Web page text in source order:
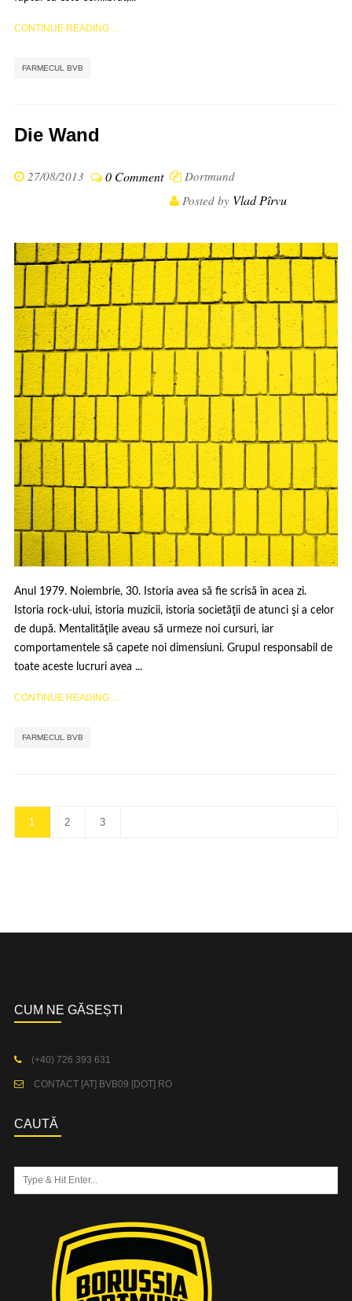
CONTINUE READING ...
FARMECUL BVB
Die Wand
27/08/2013 0 Comment
Dortmund
Posted by Vlad Pîrvu
Anul 1979. Noiembrie, 30. Istoria avea să fie scrisă în acea zi.
Istoria rock-ului, istoria muzicii, istoria societăţii de atunci şi a celor
de după. Mentalităţile aveau să urmeze noi cursuri, iar
comportamentele să capete noi dimensiuni. Grupul responsabil de
toate aceste lucruri avea ...
CONTINUE READING ...
FARMECUL BVB
1 2 3
CUM NE GĂSEȘTI
(+40) 726 393 631
CONTACT [AT] BVB09 [DOT] RO
CAUTĂ